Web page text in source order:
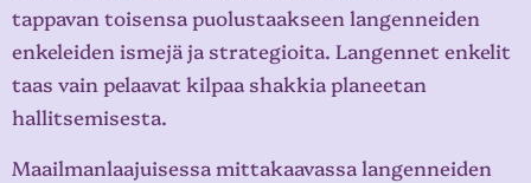
tappavan toisensa puolustaakseen langenneiden
enkeleiden ismejä ja strategioita. Langennet enkelit
taas vain pelaavat kilpaa shakkia planeetan
hallitsemisesta.
Maailmanlaajuisessa mittakaavassa langenneiden